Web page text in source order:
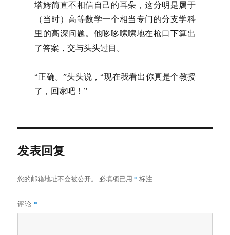
塔姆简直不相信自己的耳朵，这分明是属于
（当时）高等数学一个相当专门的分支学科
里的高深问题。他哆哆嗦嗦地在枪口下算出
了答案，交与头头过目。
“正确。”头头说，“现在我看出你真是个教授
了，回家吧！”
发表回复
您的邮箱地址不会被公开。 必填项已用* 标注
评论*